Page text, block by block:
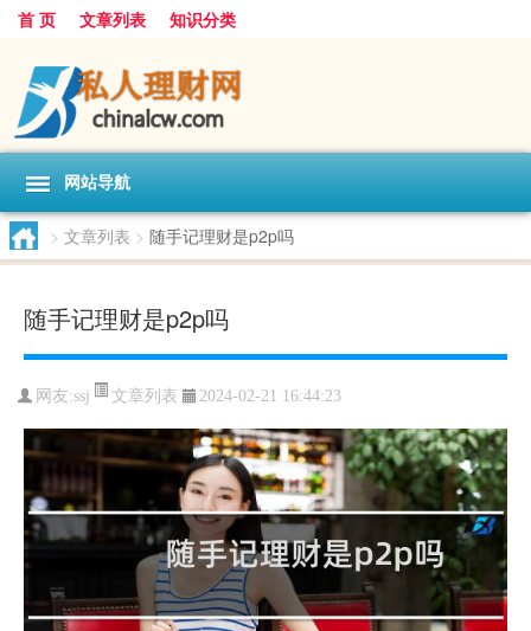
首 页 文章列表 知识分类
网站导航
> 文章列表 > 随手记理财是p2p吗
随手记理财是p2p吗
网友:ssj 文章列表 2024-02-21 16:44:23